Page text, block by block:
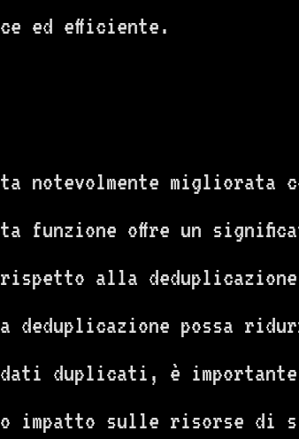
ed efficiente.
notevolmente migliorata
funzione offre un
alla
la deduplicazione possa
dati duplicati, è
impatto sulle risorse di